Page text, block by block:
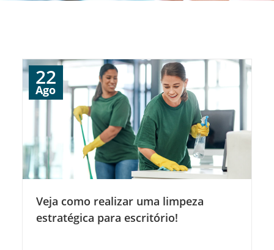
22
Ago
Veja como realizar uma limpeza
estratégica para escritório!